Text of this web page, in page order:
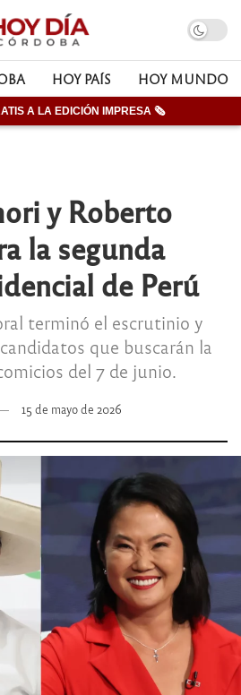
HOY PAÍS HOY MUNDO
A LA EDICIÓN IMPRESA 🗞
y Roberto
la segunda
de Perú
terminó el escrutinio y
que buscarán la
del 7 de junio.
15 de mayo de 2026